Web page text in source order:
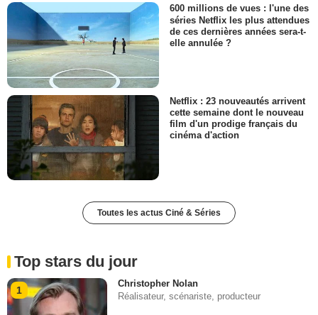
600 millions de vues : l'une des
séries Netflix les plus attendues
de ces dernières années sera-t-
elle annulée ?
Netflix : 23 nouveautés arrivent
cette semaine dont le nouveau
film d'un prodige français du
cinéma d'action
Toutes les actus Ciné & Séries
Top stars du jour
1
Christopher Nolan
Réalisateur, scénariste, producteur